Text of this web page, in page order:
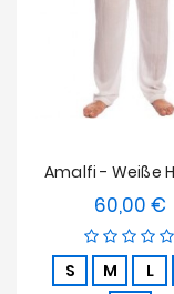
Amalfi - Weiße
60,00 €
S M L